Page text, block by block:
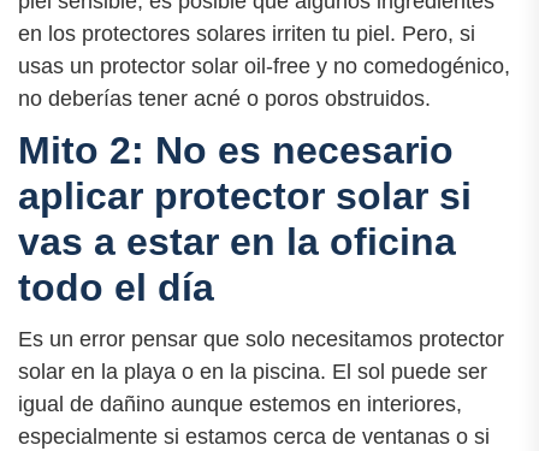
en los protectores solares irriten tu piel. Pero, si
usas un protector solar oil-free y no comedogénico,
no deberías tener acné o poros obstruidos.
Mito 2: No es necesario
aplicar protector solar si
vas a estar en la oficina
todo el día
Es un error pensar que solo necesitamos protector
solar en la playa o en la piscina. El sol puede ser
igual de dañino aunque estemos en interiores,
especialmente si estamos cerca de ventanas o si